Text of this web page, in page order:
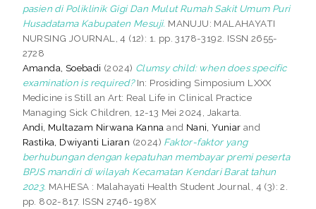
pasien di Poliklinik Gigi Dan Mulut Rumah Sakit Umum Puri
Husadatama Kabupaten Mesuji. MANUJU: MALAHAYATI
NURSING JOURNAL, 4 (12): 1. pp. 3178-3192. ISSN 2655-
2728
Amanda, Soebadi (2024) Clumsy child: when does specific
examination is required?In: Prosiding Simposium LXXX
Medicine is Still an Art: Real Life in Clinical Practice
Managing Sick Children, 12-13 Mei 2024, Jakarta.
Andi, Multazam Nirwana Kanna and Nani, Yuniar and
Rastika, Dwiyanti Liaran (2024) Faktor-faktor yang
berhubungan dengan kepatuhan membayar premi peserta
BPJS mandiri di wilayah Kecamatan Kendari Barat tahun
2023. MAHESA : Malahayati Health Student Journal, 4 (3): 2.
pp. 802-817. ISSN 2746-198X